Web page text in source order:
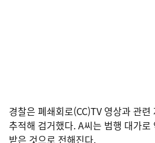
경찰은 폐쇄회로(CC)TV 영상과 관
추적해 검거했다. A씨는 범행 대가
받은 것으로 전해진다.